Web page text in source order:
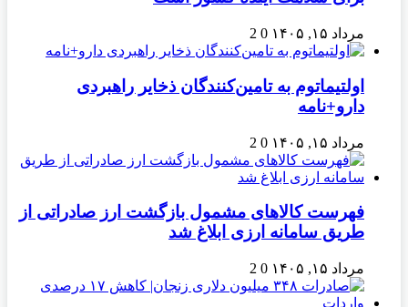
مرداد ۱۵, ۱۴۰۵ 0
2
اولتیماتوم به تامین‌کنندگان ذخایر راهبردی
دارو+نامه
مرداد ۱۵, ۱۴۰۵ 0
2
فهرست کالاهای مشمول بازگشت ارز صادراتی از
طریق سامانه ارزی ابلاغ شد
مرداد ۱۵, ۱۴۰۵ 0
2